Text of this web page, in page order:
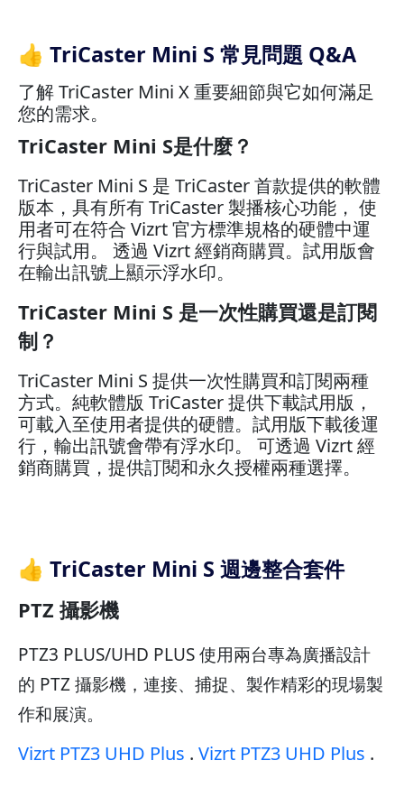
👍 TriCaster Mini S 常見問題 Q&A
了解 TriCaster Mini X 重要細節與它如何滿足
您的需求。
TriCaster Mini S是什麼？
TriCaster Mini S 是 TriCaster 首款提供的軟體
版本，具有所有 TriCaster 製播核心功能， 使
用者可在符合 Vizrt 官方標準規格的硬體中運
行與試用。 透過 Vizrt 經銷商購買。試用版會
在輸出訊號上顯示浮水印。
TriCaster Mini S 是一次性購買還是訂閱
制？
TriCaster Mini S 提供一次性購買和訂閱兩種
方式。純軟體版 TriCaster 提供下載試用版，
可載入至使用者提供的硬體。試用版下載後運
行，輸出訊號會帶有浮水印。 可透過 Vizrt 經
銷商購買，提供訂閱和永久授權兩種選擇。
👍 TriCaster Mini S 週邊整合套件
PTZ 攝影機
PTZ3 PLUS/UHD PLUS 使用兩台專為廣播設計
的 PTZ 攝影機，連接、捕捉、製作精彩的現場製
作和展演。
Vizrt PTZ3 UHD Plus . Vizrt PTZ3 UHD Plus .